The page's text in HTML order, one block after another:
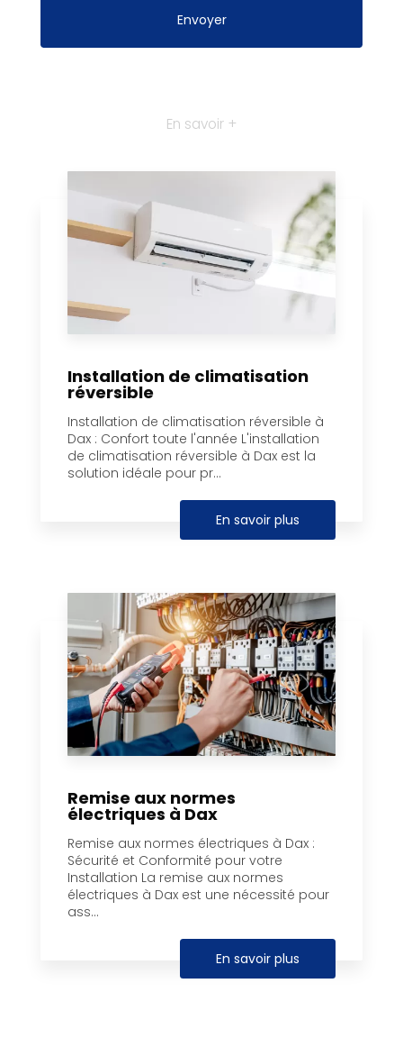
En savoir +
Installation de climatisation
réversible
Installation de climatisation réversible à
Dax : Confort toute l'année L'installation
de climatisation réversible à Dax est la
solution idéale pour pr...
En savoir plus
Remise aux normes
électriques à Dax
Remise aux normes électriques à Dax :
Sécurité et Conformité pour votre
Installation La remise aux normes
électriques à Dax est une nécessité pour
ass...
En savoir plus